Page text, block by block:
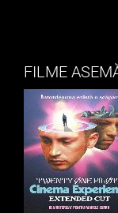
FILME